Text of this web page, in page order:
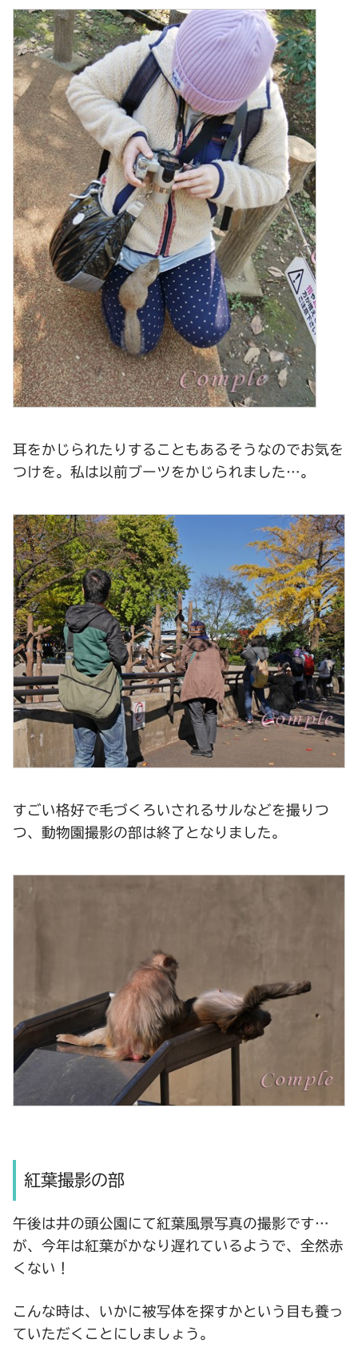
耳をかじられたりすることもあるそうなのでお気を
つけを。私は以前ブーツをかじられました…。
すごい格好で毛づくろいされるサルなどを撮りつ
つ、動物園撮影の部は終了となりました。
紅葉撮影の部
午後は井の頭公園にて紅葉風景写真の撮影です…
が、今年は紅葉がかなり遅れているようで、全然赤
くない！
こんな時は、いかに被写体を探すかという目も養っ
ていただくことにしましょう。